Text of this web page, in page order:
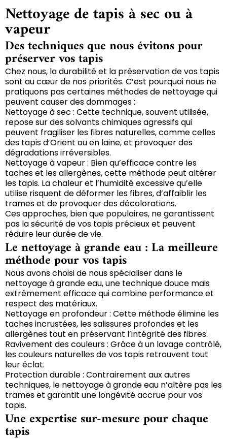
Nettoyage de tapis à sec ou à
vapeur
Des techniques que nous évitons pour
préserver vos tapis
Chez nous, la durabilité et la préservation de vos tapis
sont au cœur de nos priorités. C’est pourquoi nous ne
pratiquons pas certaines méthodes de nettoyage qui
peuvent causer des dommages :
Nettoyage à sec : Cette technique, souvent utilisée,
repose sur des solvants chimiques agressifs qui
peuvent fragiliser les fibres naturelles, comme celles
des tapis d’Orient ou en laine, et provoquer des
dégradations irréversibles.
Nettoyage à vapeur : Bien qu’efficace contre les
taches et les allergènes, cette méthode peut altérer
les tapis. La chaleur et l’humidité excessive qu’elle
utilise risquent de déformer les fibres, d’affaiblir les
trames et de provoquer des décolorations.
Ces approches, bien que populaires, ne garantissent
pas la sécurité de vos tapis précieux et peuvent
réduire leur durée de vie.
Le nettoyage à grande eau : La meilleure
méthode pour vos tapis
Nous avons choisi de nous spécialiser dans le
nettoyage à grande eau, une technique douce mais
extrêmement efficace qui combine performance et
respect des matériaux.
Nettoyage en profondeur : Cette méthode élimine les
taches incrustées, les salissures profondes et les
allergènes tout en préservant l’intégrité des fibres.
Ravivement des couleurs : Grâce à un lavage contrôlé,
les couleurs naturelles de vos tapis retrouvent tout
leur éclat.
Protection durable : Contrairement aux autres
techniques, le nettoyage à grande eau n’altère pas les
trames et garantit une longévité accrue pour vos
tapis.
Une expertise sur-mesure pour chaque
tapis